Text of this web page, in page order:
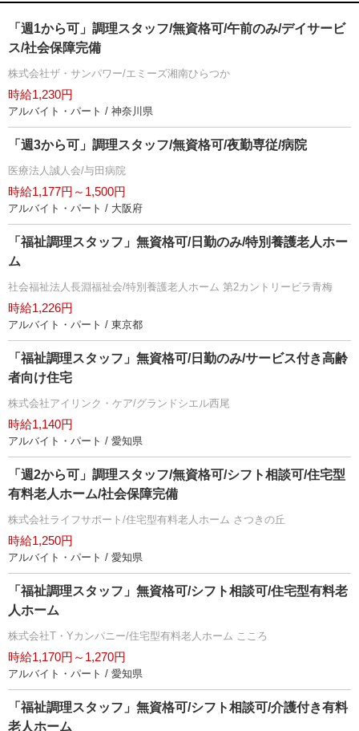
「週1から可」調理スタッフ/無資格可/午前のみ/デイサービ
ス/社会保障完備
株式会社ザ・サンパワー/エミーズ湘南ひらつか
時給1,230円
アルバイト・パート / 神奈川県
「週3から可」調理スタッフ/無資格可/夜勤専従/病院
医療法人誠人会/与田病院
時給1,177円～1,500円
アルバイト・パート / 大阪府
「福祉調理スタッフ」無資格可/日勤のみ/特別養護老人ホー
ム
社会福祉法人長淵福祉会/特別養護老人ホーム 第2カントリービラ青梅
時給1,226円
アルバイト・パート / 東京都
「福祉調理スタッフ」無資格可/日勤のみ/サービス付き高齢
者向け住宅
株式会社アイリンク・ケア/グランドシエル西尾
時給1,140円
アルバイト・パート / 愛知県
「週2から可」調理スタッフ/無資格可/シフト相談可/住宅型
有料老人ホーム/社会保障完備
株式会社ライフサポート/住宅型有料老人ホーム さつきの丘
時給1,250円
アルバイト・パート / 愛知県
「福祉調理スタッフ」無資格可/シフト相談可/住宅型有料老
人ホーム
株式会社T・Yカンパニー/住宅型有料老人ホーム こころ
時給1,170円～1,270円
アルバイト・パート / 愛知県
「福祉調理スタッフ」無資格可/シフト相談可/介護付き有料
老人ホーム